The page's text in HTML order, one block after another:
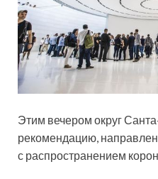
Этим вечером округ
рекомендацию,
с распространением